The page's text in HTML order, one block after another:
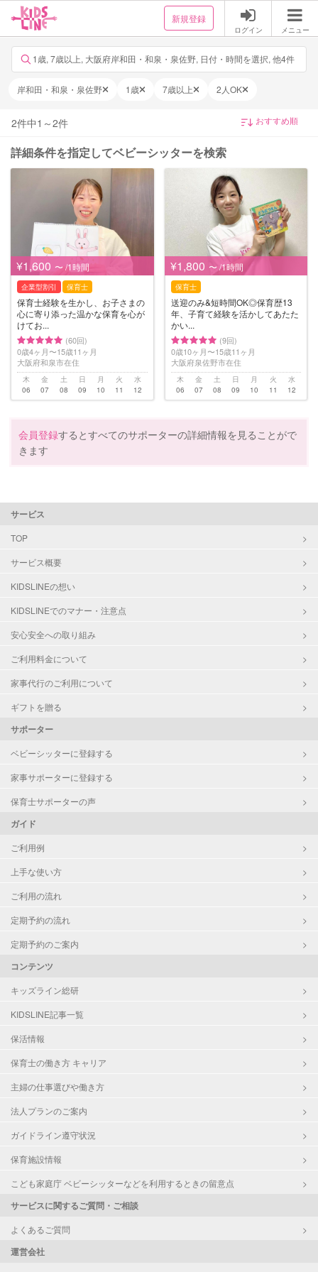
新規登録
ログイン メニュー
1歳, 7歳以上, 大阪府岸和田・和泉・泉佐野, 日付・時間を選択, 他4件
岸和田・和泉・泉佐野 1歳 7歳以上 2人OK
2件中1 ～2件
詳細条件を指定してベビーシッターを検索
¥1,600 〜 /1時間
企業型割引 保育士
保育士経験を生かし、お子さまの
心に寄り添った温かな保育を心が
けてお...
(60回)
0歳4ヶ月〜15歳11ヶ月
大阪府和泉市在住
木
06
金
07
土
08
日
09
月
10
火
11
水
12
¥1,800 〜 /1時間
保育士
送迎のみ&短時間OK◎保育歴13
年、子育て経験を活かしてあたた
かい...
(9回)
0歳10ヶ月〜15歳11ヶ月
大阪府泉佐野市在住
木
06
金
07
土
08
日
09
月
10
火
11
水
12
会員登録するとすべてのサポーターの詳細情報を見ることがで
きます
サービス
TOP
サービス概要
KIDSLINEの想い
KIDSLINEでのマナー・注意点
安心安全への取り組み
ご利用料金について
家事代行のご利用について
ギフトを贈る
サポーター
ベビーシッターに登録する
家事サポーターに登録する
保育士サポーターの声
ガイド
ご利用例
上手な使い方
ご利用の流れ
定期予約の流れ
定期予約のご案内
コンテンツ
キッズライン総研
KIDSLINE記事一覧
保活情報
保育士の働き方 キャリア
主婦の仕事選びや働き方
法人プランのご案内
ガイドライン遵守状況
保育施設情報
こども家庭庁 ベビーシッターなどを利用するときの留意点
サービスに関するご質問・ご相談
よくあるご質問
運営会社